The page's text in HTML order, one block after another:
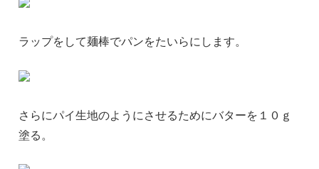
ラップをして麺棒でパンをたいらにします。
さらにパイ生地のようにさせるためにバターを１０ｇ
塗る。